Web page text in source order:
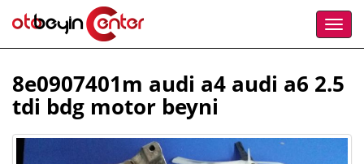
8e0907401m audi a4 audi a6 2.5
tdi bdg motor beyni